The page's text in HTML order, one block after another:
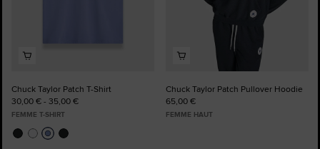
Chuck Taylor Patch T-Shirt
30,00 € - 35,00 €
FEMME T-SHIRT
Chuck Taylor Patch Pullover Hoodie
65,00 €
FEMME HAUT